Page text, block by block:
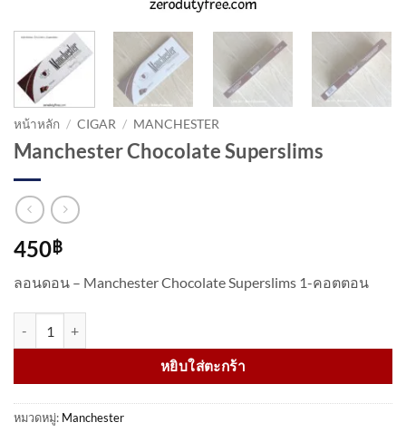
หน้าหลัก / CIGAR / MANCHESTER
Manchester Chocolate Superslims
450฿
ลอนดอน – Manchester Chocolate Superslims 1-คอตตอน
หยิบใส่ตะกร้า
หมวดหมู่: Manchester